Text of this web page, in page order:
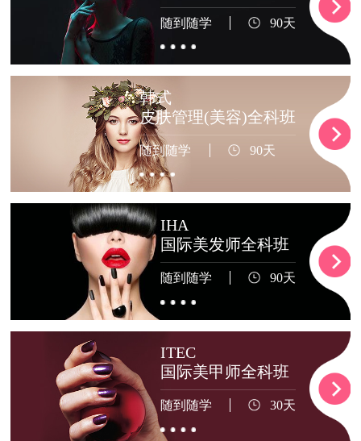
随到随学 90天
韩式
皮肤管理(美容)全科班
随到随学 90天
IHA
国际美发师全科班
随到随学 90天
ITEC
国际美甲师全科班
随到随学 30天